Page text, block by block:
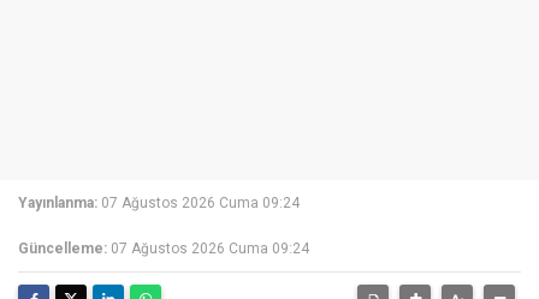
Yayınlanma: 07 Ağustos 2026 Cuma 09:24
Güncelleme: 07 Ağustos 2026 Cuma 09:24